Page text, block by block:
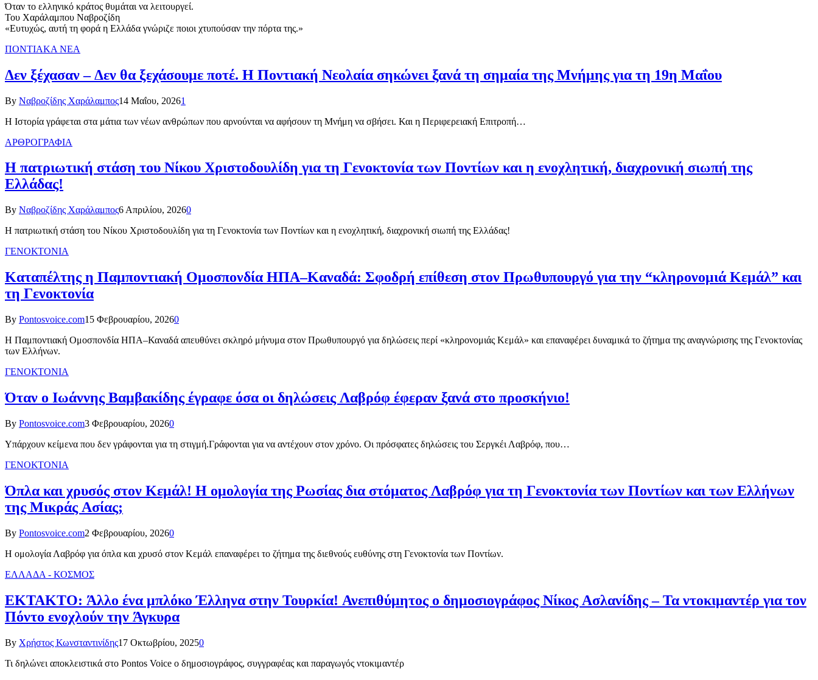
Όταν το ελληνικό κράτος θυμάται να λειτουργεί.
Του Χαράλαμπου Ναβροζίδη
«Ευτυχώς, αυτή τη φορά η Ελλάδα γνώριζε ποιοι χτυπούσαν την πόρτα της.»
ΠΟΝΤΙΑΚΑ ΝΕΑ
Δεν ξέχασαν – Δεν θα ξεχάσουμε ποτέ. Η Ποντιακή Νεολαία σηκώνει ξανά τη σημαία της Μνήμης για τη 19η Μαΐου
By Ναβροζίδης Χαράλαμπος14 Μαΐου, 20261
Η Ιστορία γράφεται στα μάτια των νέων ανθρώπων που αρνούνται να αφήσουν τη Μνήμη να σβήσει. Και η Περιφερειακή Επιτροπή…
ΑΡΘΡΟΓΡΑΦΙΑ
Η πατριωτική στάση του Νίκου Χριστοδουλίδη για τη Γενοκτονία των Ποντίων και η ενοχλητική, διαχρονική σιωπή της
Ελλάδας!
By Ναβροζίδης Χαράλαμπος6 Απριλίου, 20260
Η πατριωτική στάση του Νίκου Χριστοδουλίδη για τη Γενοκτονία των Ποντίων και η ενοχλητική, διαχρονική σιωπή της Ελλάδας!
ΓΕΝΟΚΤΟΝΙΑ
Καταπέλτης η Παμποντιακή Ομοσπονδία ΗΠΑ–Καναδά: Σφοδρή επίθεση στον Πρωθυπουργό για την “κληρονομιά Κεμάλ” και
τη Γενοκτονία
By Pontosvoice.com15 Φεβρουαρίου, 20260
Η Παμποντιακή Ομοσπονδία ΗΠΑ–Καναδά απευθύνει σκληρό μήνυμα στον Πρωθυπουργό για δηλώσεις περί «κληρονομιάς Κεμάλ» και επαναφέρει δυναμικά το ζήτημα της αναγνώρισης της Γενοκτονίας
των Ελλήνων.
ΓΕΝΟΚΤΟΝΙΑ
Όταν ο Ιωάννης Βαμβακίδης έγραφε όσα οι δηλώσεις Λαβρόφ έφεραν ξανά στο προσκήνιο!
By Pontosvoice.com3 Φεβρουαρίου, 20260
Υπάρχουν κείμενα που δεν γράφονται για τη στιγμή.Γράφονται για να αντέχουν στον χρόνο. Οι πρόσφατες δηλώσεις του Σεργκέι Λαβρόφ, που…
ΓΕΝΟΚΤΟΝΙΑ
Όπλα και χρυσός στον Κεμάλ! Η ομολογία της Ρωσίας δια στόματος Λαβρόφ για τη Γενοκτονία των Ποντίων και των Ελλήνων
της Μικράς Ασίας;
By Pontosvoice.com2 Φεβρουαρίου, 20260
Η ομολογία Λαβρόφ για όπλα και χρυσό στον Κεμάλ επαναφέρει το ζήτημα της διεθνούς ευθύνης στη Γενοκτονία των Ποντίων.
ΕΛΛΑΔΑ - ΚΟΣΜΟΣ
ΕΚΤΑΚΤΟ: Άλλο ένα μπλόκο Έλληνα στην Τουρκία! Ανεπιθύμητος ο δημοσιογράφος Νίκος Ασλανίδης – Τα ντοκιμαντέρ για τον
Πόντο ενοχλούν την Άγκυρα
By Χρήστος Κωνσταντινίδης17 Οκτωβρίου, 20250
Τι δηλώνει αποκλειστικά στο Pontos Voice ο δημοσιογράφος, συγγραφέας και παραγωγός ντοκιμαντέρ